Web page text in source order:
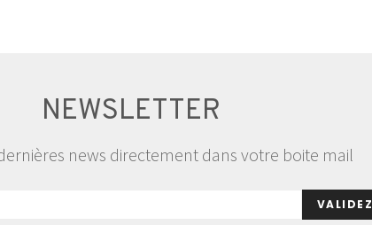
NEWSLETTER
news directement dans votre boite mail
VALIDEZ